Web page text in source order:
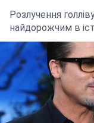
Розлучення
найдорожчим в